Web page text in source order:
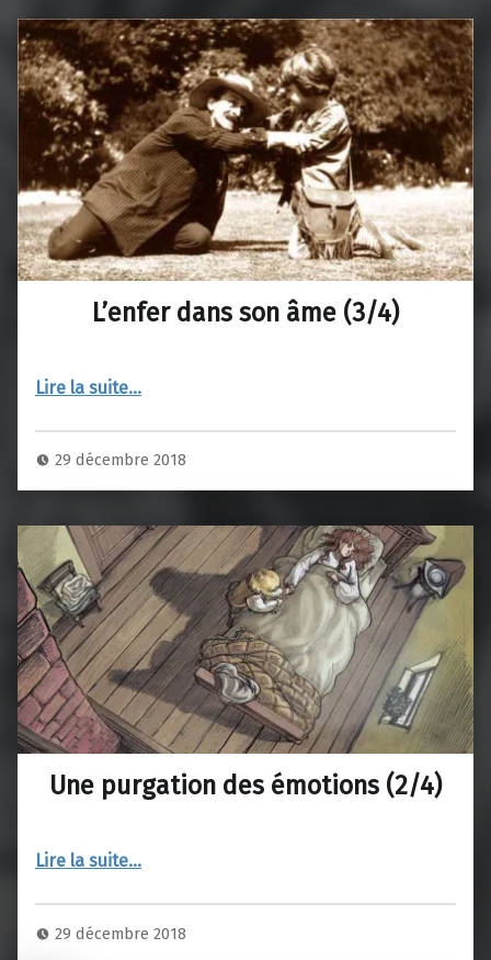
L’enfer dans son âme (3/4)
Lire la suite…
29 décembre 2018
Une purgation des émotions (2/4)
Lire la suite…
29 décembre 2018